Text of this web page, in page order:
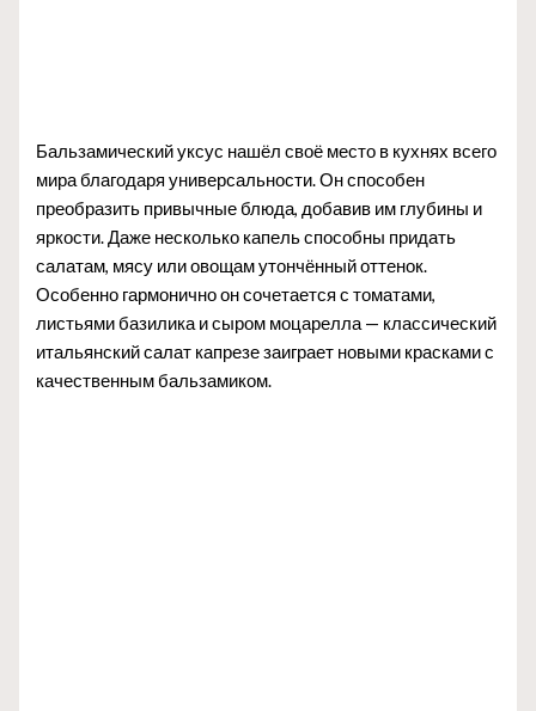
Бальзамический уксус нашёл своё место в кухнях всего
мира благодаря универсальности. Он способен
преобразить привычные блюда, добавив им глубины и
яркости. Даже несколько капель способны придать
салатам, мясу или овощам утончённый оттенок.
Особенно гармонично он сочетается с томатами,
листьями базилика и сыром моцарелла — классический
итальянский салат капрезе заиграет новыми красками с
качественным бальзамиком.